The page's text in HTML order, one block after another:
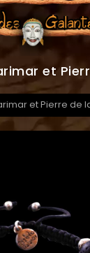
et
et Pierre de